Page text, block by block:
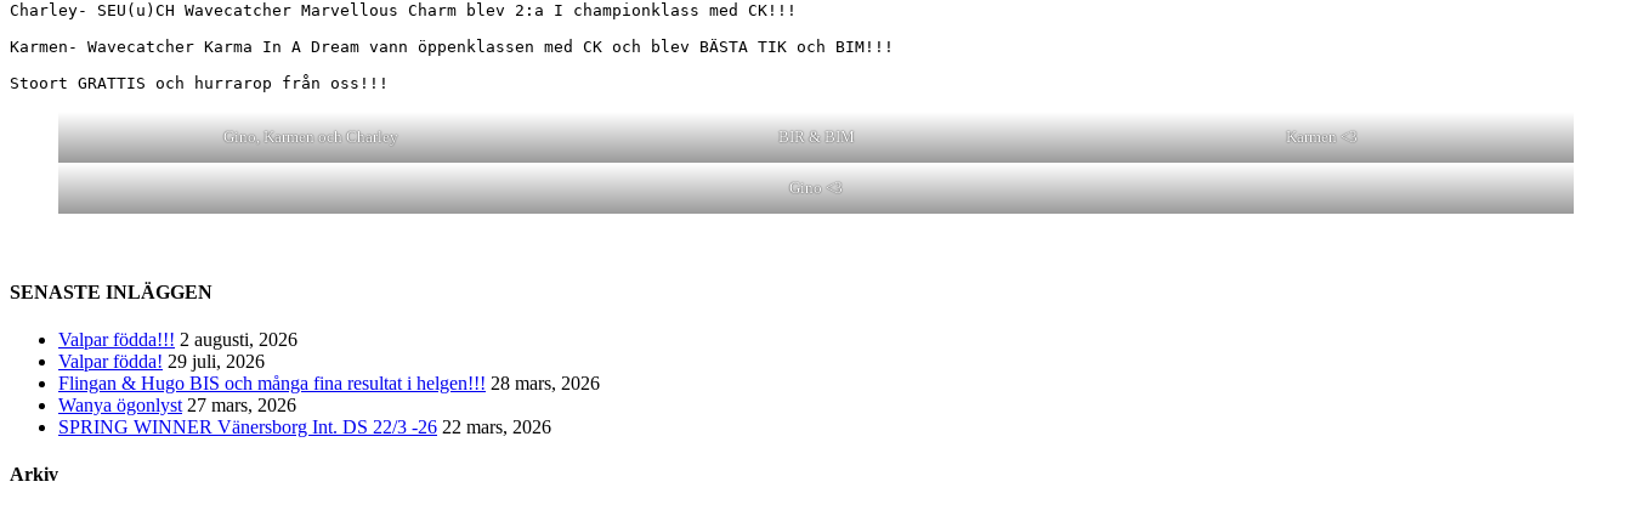
Charley- SEU(u)CH Wavecatcher Marvellous Charm blev 2:a I championklass med CK!!!
Karmen- Wavecatcher Karma In A Dream vann öppenklassen med CK och blev BÄSTA TIK och BIM!!!
Stoort GRATTIS och hurrarop från oss!!!
Gino, Karmen och Charley BIR & BIM Karmen <3
Gino <3
SENASTE INLÄGGEN
Valpar födda!!! 2 augusti, 2026
Valpar födda! 29 juli, 2026
Flingan & Hugo BIS och många fina resultat i helgen!!! 28 mars, 2026
Wanya ögonlyst 27 mars, 2026
SPRING WINNER Vänersborg Int. DS 22/3 -26 22 mars, 2026
Arkiv